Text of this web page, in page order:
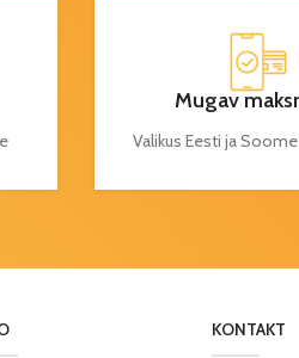
Mugav
Valikus Eesti ja
KONTAKT